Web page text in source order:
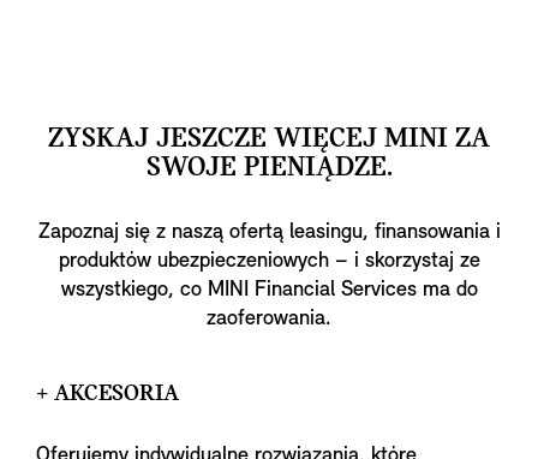
ZYSKAJ JESZCZE WIĘCEJ MINI ZA
SWOJE PIENIĄDZE.
Zapoznaj się z naszą ofertą leasingu, finansowania i
produktów ubezpieczeniowych – i skorzystaj ze
wszystkiego, co MINI Financial Services ma do
zaoferowania.
+ AKCESORIA